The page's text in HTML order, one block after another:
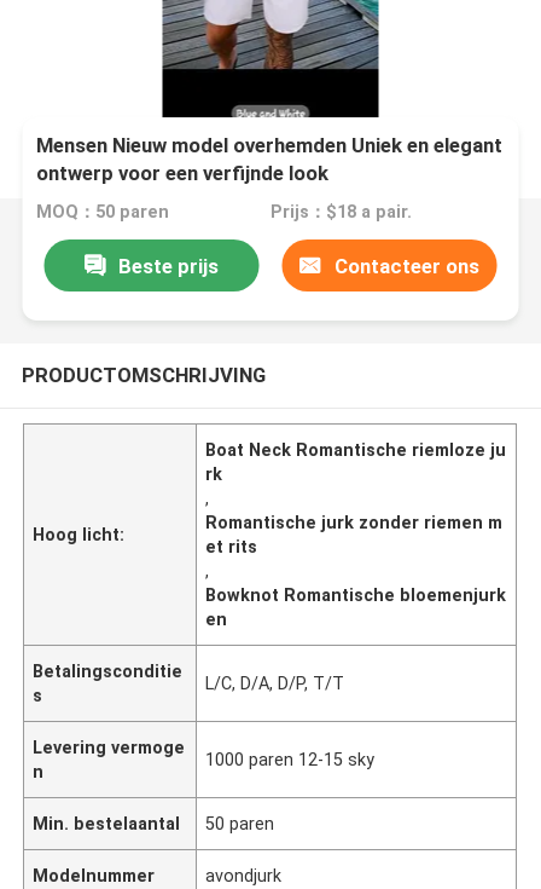
Mensen Nieuw model overhemden Uniek en elegant
ontwerp voor een verfijnde look
MOQ：50 paren Prijs：$18 a pair.
Beste prijs Contacteer ons
PRODUCTOMSCHRIJVING
Hoog licht:
Boat Neck Romantische riemloze ju
rk
,
Romantische jurk zonder riemen m
et rits
,
Bowknot Romantische bloemenjurk
en
Betalingsconditie
s
L/C, D/A, D/P, T/T
Levering vermoge
n
1000 paren 12-15 sky
Min. bestelaantal 50 paren
Modelnummer avondjurk